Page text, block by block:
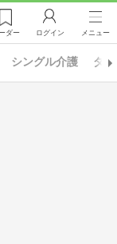
ダー ログイン メニュー
シングル介護 ダ